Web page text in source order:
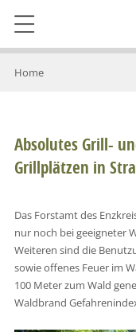
Home
Absolutes Grill-
Grillplätzen in
Das Forstamt des
nur noch bei geeigneter
Weiteren sind die
sowie offenes Feuer im
100 Meter zum Wald
Waldbrand